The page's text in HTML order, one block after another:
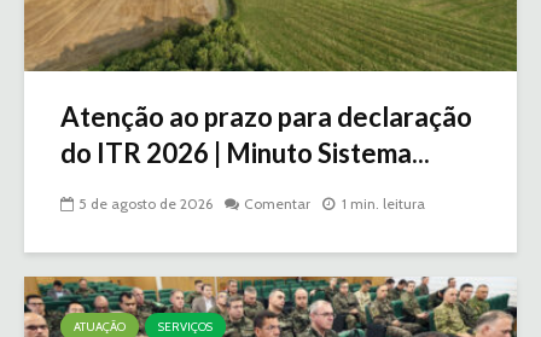
Atenção ao prazo para declaração
do ITR 2026 | Minuto Sistema...
5 de agosto de 2026 Comentar 1 min. leitura
ATUAÇÃO SERVIÇOS